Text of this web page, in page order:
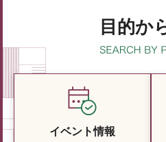
目的か
イベント情報